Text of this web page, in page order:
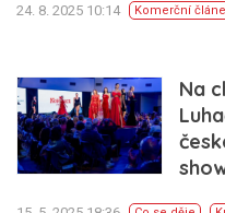
24. 8. 2025 10:14 Komerční
Na